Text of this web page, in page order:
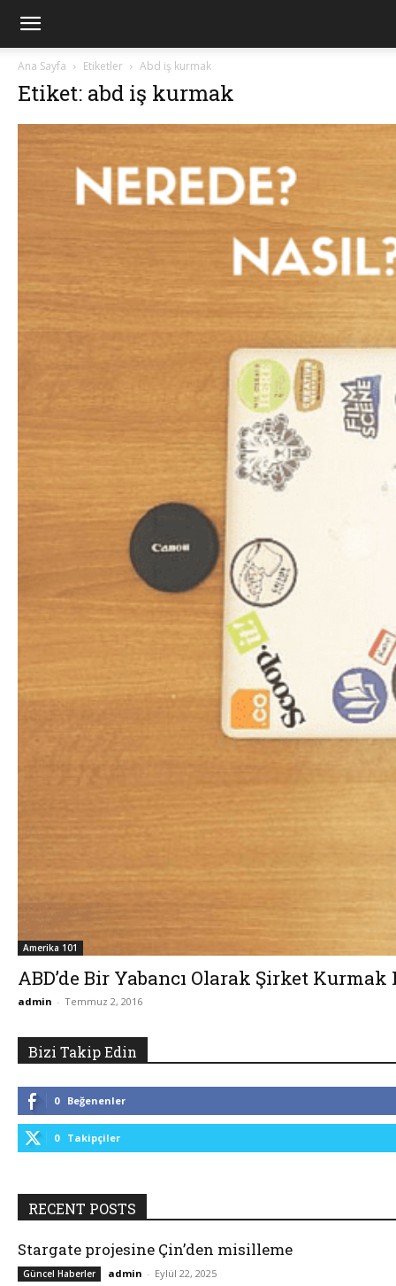
Ana Sayfa Etiketler Abd iş kurmak
Etiket: abd iş kurmak
Amerika 101
ABD’de Bir Yabancı Olarak Şirket
admin - Temmuz 2, 2016
Bizi Takip Edin
0 Beğenenler
0 Takipçiler
RECENT POSTS
Stargate projesine Çin’den misilleme
Güncel Haberler admin - Eylül 22, 2025